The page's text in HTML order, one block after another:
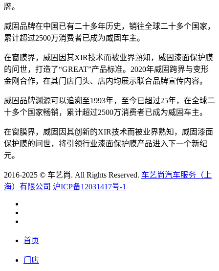
牌。
威固品牌在中国已有二十多年历史，销往全球二十多个国家，
累计超过2500万消费者已成为威固车主。
在窗膜界，威固因其XIR技术而被业界熟知，威固漆面保护膜
的问世，打造了“GREAT”产品标准。2020年威固跨界与变形
金刚合作，在其门店门头、店内均展示联合品牌宣传内容。
威固品牌渊源可以追溯至1993年，至今已超过25年，在全球二
十多个国家畅销，累计超过2500万消费者已成为威固车主。
在窗膜界，威固因其创新的XIR技术而被业界熟知，威固漆面
保护膜的问世，将引领行业漆面保护膜产品进入下一个新纪
元。
2016-2025 © 车艺尚. All Rights Reserved. 车艺尚汽车服务（上
海）有限公司 沪ICP备12031417号-1
首页
门店